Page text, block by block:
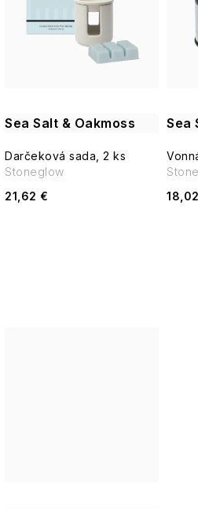
n
p
r
o
p
r
o
d
Sea Salt & Oakmoss
Darčeková sada, 2 ks
21,62 €
Stoneglow
Sea